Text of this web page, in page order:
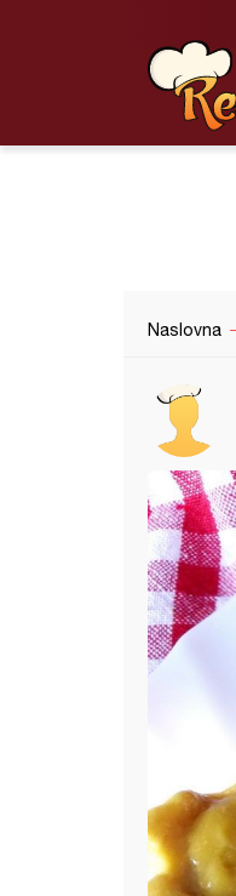
Naslovna